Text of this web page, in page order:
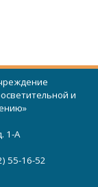
и
1-А
55-16-52